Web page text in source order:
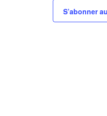
S’abonner